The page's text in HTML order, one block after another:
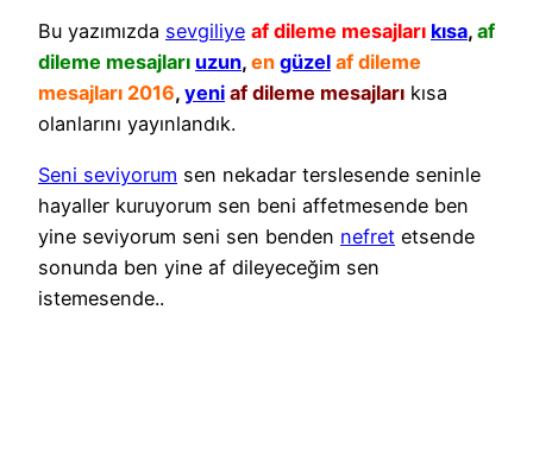
Bu yazımızda sevgiliye af dileme mesajları kısa, af
dileme mesajları uzun, en güzel af dileme
mesajları 2016, yeni af dileme mesajları kısa
olanlarını yayınlandık.
Seni seviyorum sen nekadar terslesende seninle
hayaller kuruyorum sen beni affetmesende ben
yine seviyorum seni sen benden nefret etsende
sonunda ben yine af dileyeceğim sen
istemesende..